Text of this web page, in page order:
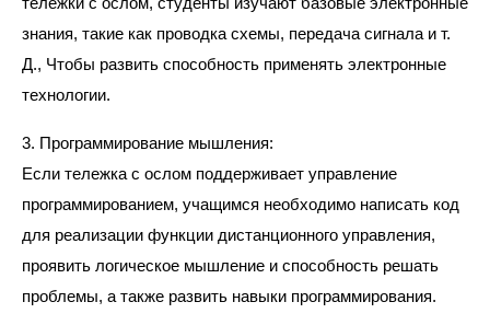
знания, такие как проводка схемы, передача сигнала и т.
Д., Чтобы развить способность применять электронные
технологии.
3. Программирование мышления:
Если тележка с ослом поддерживает управление
программированием, учащимся необходимо написать код
для реализации функции дистанционного управления,
проявить логическое мышление и способность решать
проблемы, а также развить навыки программирования.